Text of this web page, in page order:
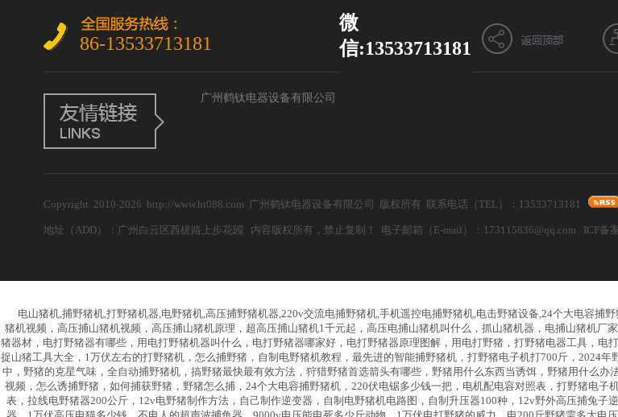
86-13533713181
微
信:13533713181
广州鹤钛电器设备有限公司
Copyright 2010-2026 http://www.ht088.com 广州鹤钛电器设备有限公司 版权所有 联系电话（TEL）：13533713181
地址（ADD）：广州白云区西槎路上步花园 内容版权所有，禁止复制！ 电子邮箱（E-mail）：173115836@qq.com ICP备案
电山猪机,捕野猪机,打野猪机器,电野猪机,高压捕野猪机器,220v交流电捕野猪机,手机遥控电捕野猪机,电击野猪设备,24个大电容捕
猪机视频，高压捕山猪机视频，高压捕山猪机原理，超高压捕山猪机1千元起，高压电捕山猪机叫什么，抓山猪机器，电捕山猪机
猪器材，电打野猪器有哪些，用电打野猪机器叫什么，电打野猪器哪家好，电打野猪器原理图解，用电打野猪，打野猪电器工具，
捉山猪工具大全，1万伏左右的打野猪机，怎么捕野猪，自制电野猪机教程，最先进的智能捕野猪机，打野猪电子机打700斤，2024
中，野猪的克星气味，全自动捕野猪机，搞野猪最快最有效方法，狩猎野猪首选箭头有哪些，野猪用什么东西当诱饵，野猪用什么
视频，怎么诱捕野猪，如何捕获野猪，野猪怎么捕，24个大电容捕野猪机，220伏电锯多少钱一把，电机配电容对照表，打野猪电
表，拉线电野猪器200公斤，12v电野猪制作方法，自己制作逆变器，自制电野猪机电路图，自制升压器100种，12v野外高压捕兔